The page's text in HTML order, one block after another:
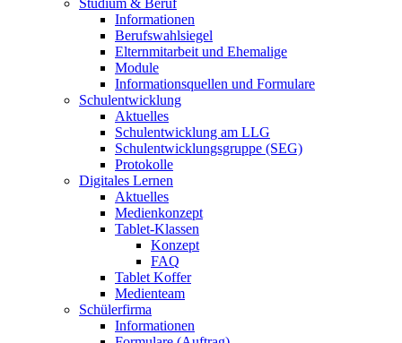
Studium & Beruf
Informationen
Berufswahlsiegel
Elternmitarbeit und Ehemalige
Module
Informationsquellen und Formulare
Schulentwicklung
Aktuelles
Schulentwicklung am LLG
Schulentwicklungsgruppe (SEG)
Protokolle
Digitales Lernen
Aktuelles
Medienkonzept
Tablet-Klassen
Konzept
FAQ
Tablet Koffer
Medienteam
Schülerfirma
Informationen